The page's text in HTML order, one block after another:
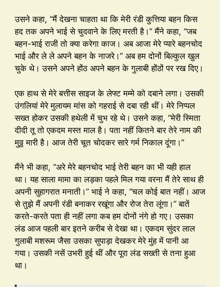
उसने कहा, “मैं देखना चाहता था कि मेरी रंडी कुत्तिया बहन किस
हद तक अपने भाई से चुदवाने के लिए मरती है।” मैंने कहा, “जब
बहन-भाई राजी तो क्या करेगा काज। अब आजा मेरे प्यारे बहनचोद
भाई और ले ले अपने बहन के नाजरे।” अब हम दोनों बिल्कुल खुल
चुके थे। उसने अपने होंठ अपने बहन के गुलाबी होंठों पर रख दिए।
एक हाथ से मेरे बत्तीस साइज के लेफ्ट मम्मे को दबाने लगा। उसकी
उंगलियां मेरे मुलायम मांस को गहराई से दबा रही थीं। मेरे निप्पल
सख्त होकर उसकी हथेली में चुभ रहे थे। उसने कहा, “मेरी स्मिता
दीदी तू तो एकदम मस्त माल है। पता नहीं कितने बार तेरे नाम की
मुठ्ठ मारी है। आज तेरी चूत चोदकर सारे गर्म निकाल दूंगा।”
मैंने भी कहा, “अरे मेरे बहनचोद भाई तेरी बहन का भी यही हाल
था। यह साला मामा का लड़का पहले मिल गया वरना मैं तेरे साथ ही
अपनी सुहागरात मनाती।” भाई ने कहा, “चल कोई बात नहीं। आज
से तुझे मैं अपनी रंडी बनाकर रखूंगा और रोज तेरा लूंगा।” बातें
करते-करते पता ही नहीं लगा कब हम दोनों नंगे हो गए। उसका
लंड आज पहली बार इतने करीब से देखा था। एकदम सुंदर लाल
गुलाबी मशरूम जैसा उसका सुपाड़ा देखकर मेरे मुंह में पानी आ
गया। उसकी नसें उभरी हुई थीं और पूरा लंड सख्ती से तना हुआ
था।